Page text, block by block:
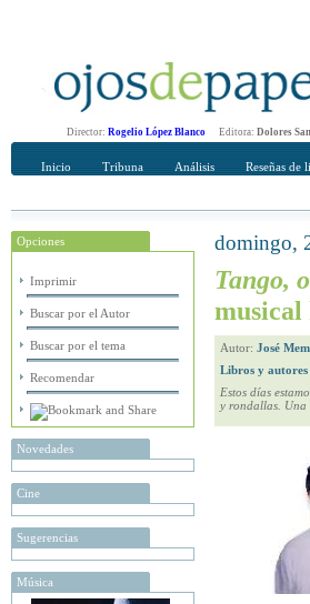
Director: Rogelio López Blanco Editora: Dolores
Inicio Tribuna Análisis Reseñas de
Opciones
Imprimir
Buscar por el Autor
Buscar por el tema
Recomendar
Novedades
Cine
Sugerencias
Música
Recomendar
domingo,
Tango,
musical
Autor: José
Libros y
Estos días
y rondallas. Una